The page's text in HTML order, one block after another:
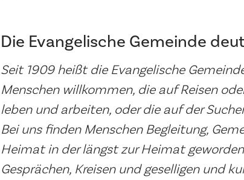
Die Evangelische Gemeinde
Seit 1909 heißt die Evangelische
Menschen willkommen, die auf Reisen
leben und arbeiten, oder die auf der
Bei uns finden Menschen Begleitung,
Heimat in der längst zur Heimat
Gesprächen, Kreisen und geselligen und